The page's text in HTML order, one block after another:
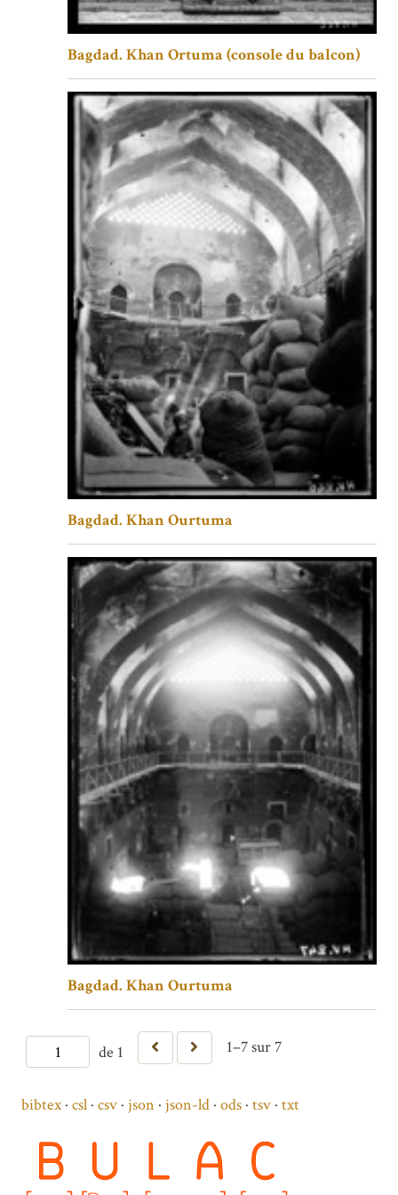
Bagdad. Khan Ortuma (console du balcon)
Bagdad. Khan Ourtuma
Bagdad. Khan Ourtuma
de 1 1–7 sur 7
bibtex csl csv json json-ld ods tsv txt